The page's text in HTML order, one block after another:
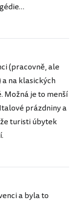
(pracovně, ale
na klasických
Možná je to menší
prázdniny a
turisti úbytek
a byla to